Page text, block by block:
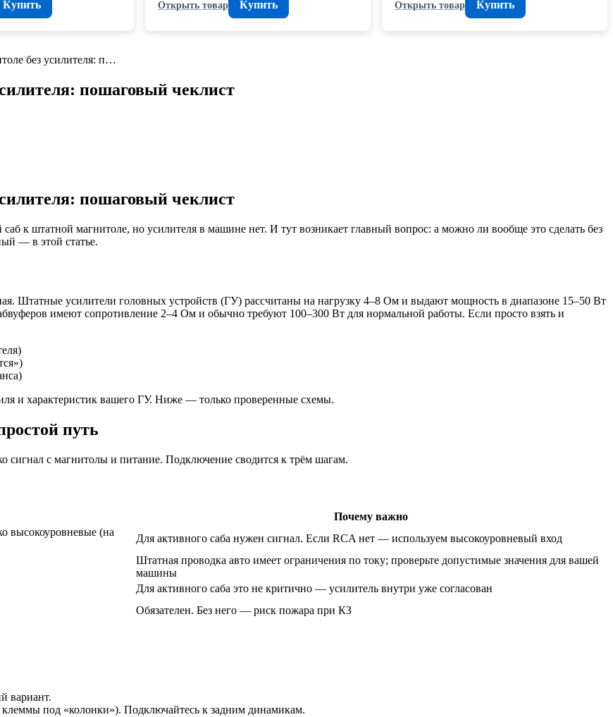
Купить Открыть товар Купить
Открыть товар
Купить
без усилителя: п…
пошаговый чеклист
пошаговый чеклист
к штатной магнитоле, но усилителя в машине нет. И тут возникает главный вопрос: а можно ли вообще это сделать без
— в этой статье.
Штатные усилители головных устройств (ГУ) рассчитаны на нагрузку 4–8 Ом и выдают мощность в диапазоне 15–50 Вт
имеют сопротивление 2–4 Ом и обычно требуют 100–300 Вт для нормальной работы. Если просто взять и
и характеристик вашего ГУ. Ниже — только проверенные схемы.
путь
с магнитолы и питание. Подключение сводится к трём шагам.
Почему важно
высокоуровневые (на
Для активного саба нужен сигнал. Если RCA нет — используем высокоуровневый вход
Штатная проводка авто имеет ограничения по току; проверьте допустимые значения для вашей
машины
Для активного саба это не критично — усилитель внутри уже согласован
Обязателен. Без него — риск пожара при КЗ
вариант.
под «колонки»). Подключайтесь к задним динамикам.